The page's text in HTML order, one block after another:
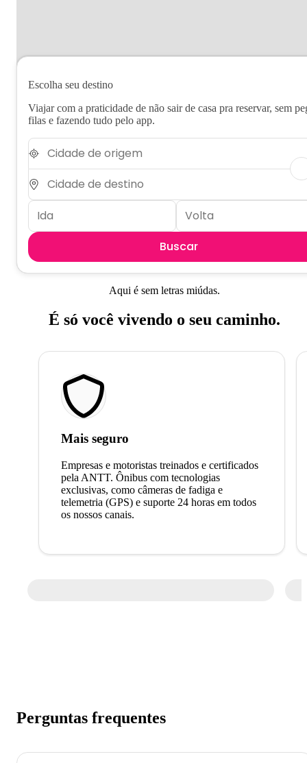
Escolha seu destino
Viajar com a praticidade de não sair de casa pra reservar, sem
filas e fazendo tudo pelo app.
Buscar
Aqui é sem letras miúdas.
É só você vivendo o seu caminho.
Mais seguro
Empresas e motoristas treinados e certificados
pela ANTT. Ônibus com tecnologias
exclusivas, como câmeras de fadiga e
telemetria (GPS) e suporte 24 horas em todos
os nossos canais.
Perguntas frequentes